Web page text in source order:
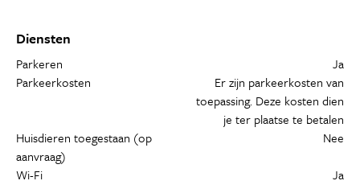
Diensten
Parkeren
Ja
Parkeerkosten
Er zijn parkeerkosten van
toepassing. Deze kosten dien
je ter plaatse te betalen
Huisdieren toegestaan (op
aanvraag)
Nee
Wi-Fi Ja